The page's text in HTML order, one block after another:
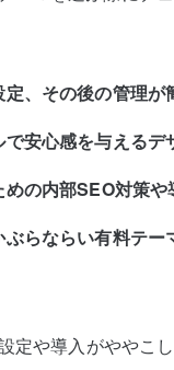
定、その後の管理が
で安心感を与えるデ
めの内部SEO対策
ぶらならい有料テー
定や導入がややこ